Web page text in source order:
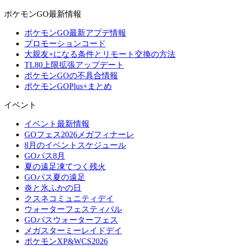
ポケモンGO最新情報
ポケモンGO最新アプデ情報
プロモーションコード
大親友+になる条件とリモート交換の方法
TL80上限拡張アップデート
ポケモンGOの不具合情報
ポケモンGOPlus+まとめ
イベント
イベント最新情報
GOフェス2026メガフィナーレ
8月のイベントスケジュール
GOパス8月
夏の遠足凍てつく残火
GOパス夏の遠足
炎と氷ふかの日
クスネコミュニティデイ
ウォーターフェスティバル
GOパスウォーターフェス
メガスターミーレイドデイ
ポケモンXP&WCS2026